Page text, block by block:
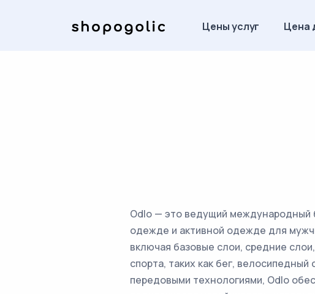
Цены услуг Цена
Odlo — это ведущий международный
одежде и активной одежде для
включая базовые слои, средние
спорта, таких как бег,
передовыми технологиями, Odlo